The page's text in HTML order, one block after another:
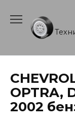
содержанию
OPTRA,
2002